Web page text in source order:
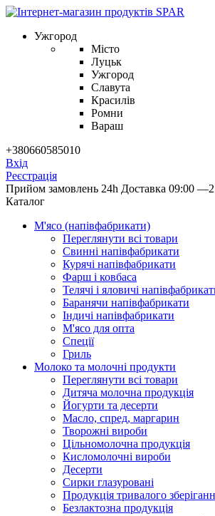
Ужгород
Місто
Луцьк
Ужгород
Славута
Красилів
Ромни
Вараш
+380660585010
Вхід
Реєстрація
Прийом замовлень 24h Доставка 09:00
Каталог
М'ясо (напiвфабрикати)
Переглянути всі товари
Свиннi напiвфабрикати
Курячi напiвфабрикати
Фарш i ковбаса
Телячi i яловичi
Баранячи напiвфабрикати
Iндичi напiвфабрикати
М'ясо для опта
Спеції
Гриль
Молоко та молочні продукти
Переглянути всі товари
Дитяча молочна продукція
Йогурти та десерти
Масло, спред, маргарин
Творожні вироби
Цільномолочна продукція
Кисломолочні вироби
Десерти
Сирки глазуровані
Продукція тривалого
Безлактозна продукція